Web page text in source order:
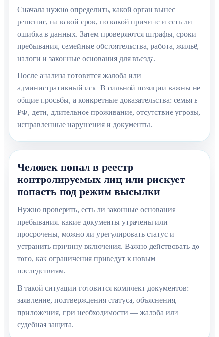
Сначала нужно определить, какой орган вынес
решение, на какой срок, по какой причине и есть ли
ошибка в данных. Затем проверяются штрафы, сроки
пребывания, семейные обстоятельства, работа, жильё,
налоги и законные основания для въезда.
После анализа готовится жалоба или
административный иск. В сильной позиции важны не
общие просьбы, а конкретные доказательства: семья в
РФ, дети, длительное проживание, отсутствие угрозы,
исправленные нарушения и документы.
Человек попал в реестр
контролируемых лиц или рискует
попасть под режим высылки
Нужно проверить, есть ли законные основания
пребывания, какие документы утрачены или
просрочены, можно ли урегулировать статус и
устранить причину включения. Важно действовать до
того, как ограничения приведут к новым
последствиям.
В такой ситуации готовится комплект документов:
заявление, подтверждения статуса, объяснения,
приложения, при необходимости — жалоба или
судебная защита.